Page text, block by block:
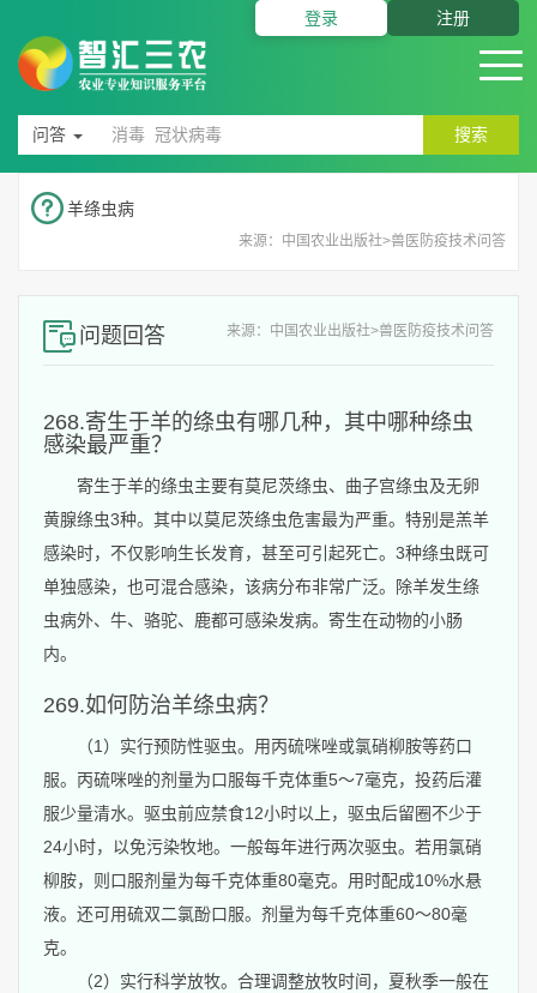
登录 注册
问答 搜索
羊绦虫病
来源：中国农业出版社>兽医防疫技术问答
问题回答 来源：中国农业出版社>兽医防疫技术问答
268.寄生于羊的绦虫有哪几种，其中哪种绦虫
感染最严重？
寄生于羊的绦虫主要有莫尼茨绦虫、曲子宫绦虫及无卵
黄腺绦虫3种。其中以莫尼茨绦虫危害最为严重。特别是羔羊
感染时，不仅影响生长发育，甚至可引起死亡。3种绦虫既可
单独感染，也可混合感染，该病分布非常广泛。除羊发生绦
虫病外、牛、骆驼、鹿都可感染发病。寄生在动物的小肠
内。
269.如何防治羊绦虫病？
（1）实行预防性驱虫。用丙硫咪唑或氯硝柳胺等药口
服。丙硫咪唑的剂量为口服每千克体重5～7毫克，投药后灌
服少量清水。驱虫前应禁食12小时以上，驱虫后留圈不少于
24小时，以免污染牧地。一般每年进行两次驱虫。若用氯硝
柳胺，则口服剂量为每千克体重80毫克。用时配成10%水悬
液。还可用硫双二氯酚口服。剂量为每千克体重60～80毫
克。
（2）实行科学放牧。合理调整放牧时间，夏秋季一般在